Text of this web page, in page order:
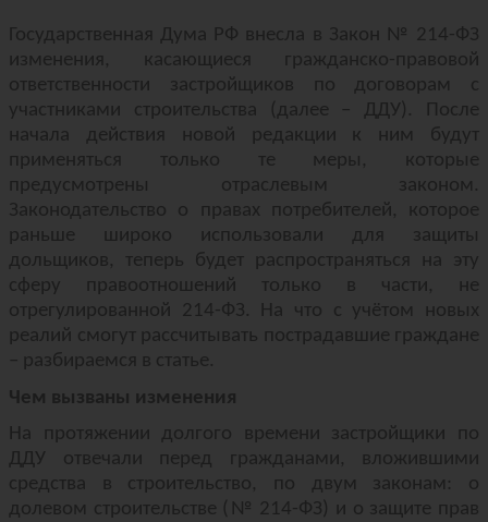
Государственная Дума РФ внесла в Закон № 214-ФЗ
изменения, касающиеся гражданско-правовой
ответственности застройщиков по договорам с
участниками строительства (далее – ДДУ). После
начала действия новой редакции к ним будут
применяться только те меры, которые
предусмотрены отраслевым законом.
Законодательство о правах потребителей, которое
раньше широко использовали для защиты
дольщиков, теперь будет распространяться на эту
сферу правоотношений только в части, не
отрегулированной 214-ФЗ. На что с учётом новых
реалий смогут рассчитывать пострадавшие граждане
– разбираемся в статье.
Чем вызваны изменения
На протяжении долгого времени застройщики по
ДДУ отвечали перед гражданами, вложившими
средства в строительство, по двум законам: о
долевом строительстве (№ 214-ФЗ) и о защите прав